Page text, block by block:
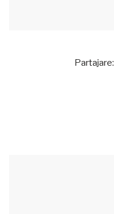
Partajare: